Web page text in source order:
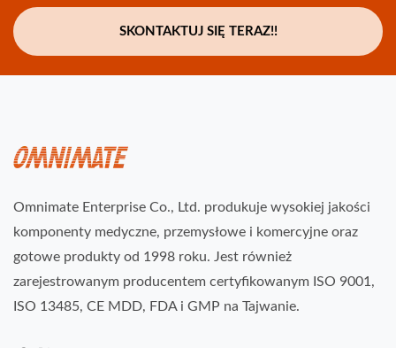
SKONTAKTUJ SIĘ TERAZ!!
Omnimate Enterprise Co., Ltd. produkuje wysokiej jakości
komponenty medyczne, przemysłowe i komercyjne oraz
gotowe produkty od 1998 roku. Jest również
zarejestrowanym producentem certyfikowanym ISO 9001,
ISO 13485, CE MDD, FDA i GMP na Tajwanie.